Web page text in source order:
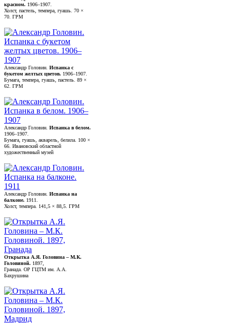
красном. 1906–1907.
Холст, пастель, темпера, гуашь. 70 ×
70. ГРМ
Александр Головин. Испанка с
букетом желтых цветов. 1906–1907.
Бумага, темпера, гуашь, пастель. 89 ×
62. ГРМ
Александр Головин. Испанка в белом.
1906–1907.
Бумага, гуашь, акварель, белила. 100 ×
66. Ивановский областной
художественный музей
Александр Головин. Испанка на
балконе. 1911.
Холст, темпера. 141,5 × 88,5. ГРМ
Открытка А.Я. Головина – М.К.
Головиной. 1897,
Гранада. ОР ГЦТМ им. А.А.
Бахрушина